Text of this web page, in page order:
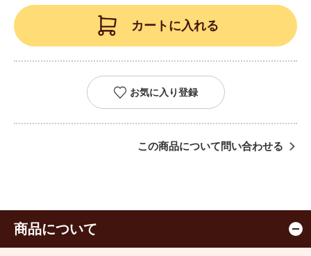
カートに入れる
お気に入り登録
この商品について問い合わせる
商品について